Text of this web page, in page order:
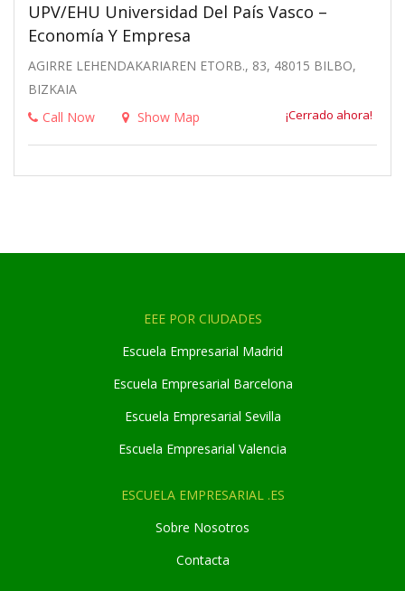
UPV/EHU Universidad Del País Vasco –
Economía Y Empresa
AGIRRE LEHENDAKARIAREN ETORB., 83, 48015 BILBO,
BIZKAIA
Call Now
Show Map ¡Cerrado ahora!
EEE POR CIUDADES
Escuela Empresarial Madrid
Escuela Empresarial Barcelona
Escuela Empresarial Sevilla
Escuela Empresarial Valencia
ESCUELA EMPRESARIAL .ES
Sobre Nosotros
Contacta